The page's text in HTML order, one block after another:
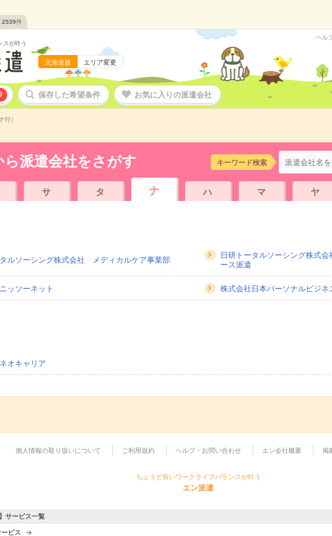
2539件
スが叶う
北海道版 エリア変更
ヘル
保存した希望条件 お気に入りの派遣会社
行）
ら派遣会社をさがす キーワード検索
サ タ ナ ハ マ ヤ
ルソーシング株式会社 メディカルケア事業部
日研トータルソーシング株式
ース派遣
ッソーネット 株式会社日本パーソナルビジネ
オキャリア
個人情報の取り扱いについて ご利用規約 ヘルプ・お問い合わせ エン会社概要 掲
ちょうど良いワークライフバランスが叶う
エン派遣
サービス一覧
ビス